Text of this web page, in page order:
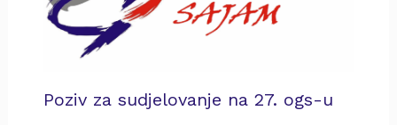
Poziv za sudjelovanje na 27. ogs-u